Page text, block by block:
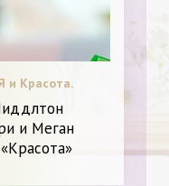
и Красота.
и Меган